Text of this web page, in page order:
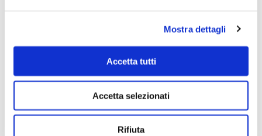
Mostra dettagli
Accetta tutti
Accetta selezionati
Rifiuta
Tony Overwater, contrabbasso, violone e composizione
Rob Kloet, percussioni e composizione